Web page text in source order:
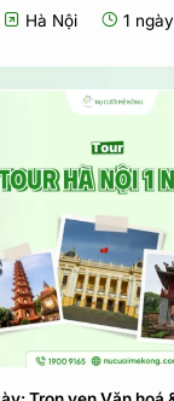
Hà Nội 1 ngày